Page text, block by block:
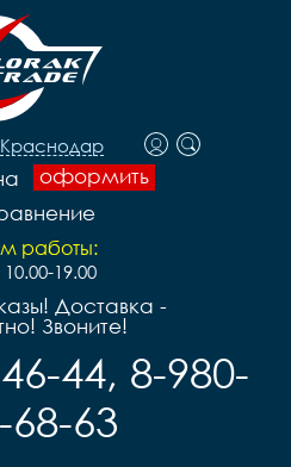
Краснодар
оформить
работы:
19.00
Доставка -
Звоните!
44, 8-980-
68-63